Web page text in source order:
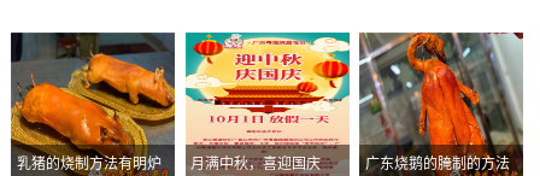
乳猪的烧制方法有明炉
月满中秋，喜迎国庆
广东烧鹅的腌制的方法